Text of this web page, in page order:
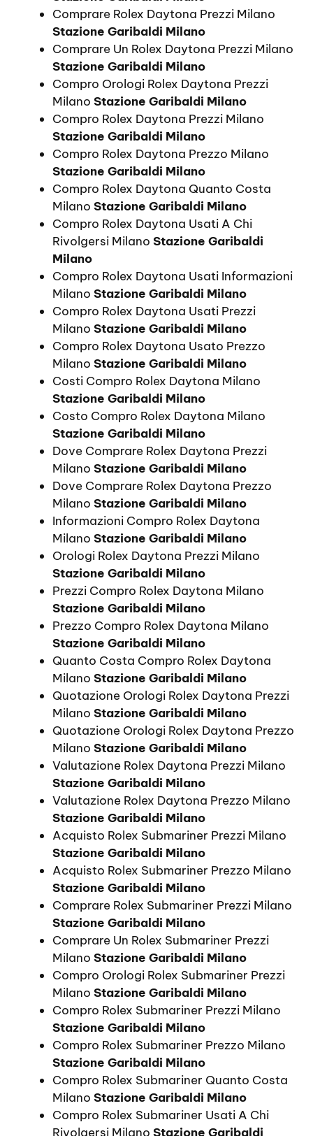
Comprare Rolex Daytona Prezzi Milano
Stazione Garibaldi Milano
Comprare Un Rolex Daytona Prezzi Milano
Stazione Garibaldi Milano
Compro Orologi Rolex Daytona Prezzi
Milano Stazione Garibaldi Milano
Compro Rolex Daytona Prezzi Milano
Stazione Garibaldi Milano
Compro Rolex Daytona Prezzo Milano
Stazione Garibaldi Milano
Compro Rolex Daytona Quanto Costa
Milano Stazione Garibaldi Milano
Compro Rolex Daytona Usati A Chi
Rivolgersi Milano Stazione Garibaldi
Milano
Compro Rolex Daytona Usati Informazioni
Milano Stazione Garibaldi Milano
Compro Rolex Daytona Usati Prezzi
Milano Stazione Garibaldi Milano
Compro Rolex Daytona Usato Prezzo
Milano Stazione Garibaldi Milano
Costi Compro Rolex Daytona Milano
Stazione Garibaldi Milano
Costo Compro Rolex Daytona Milano
Stazione Garibaldi Milano
Dove Comprare Rolex Daytona Prezzi
Milano Stazione Garibaldi Milano
Dove Comprare Rolex Daytona Prezzo
Milano Stazione Garibaldi Milano
Informazioni Compro Rolex Daytona
Milano Stazione Garibaldi Milano
Orologi Rolex Daytona Prezzi Milano
Stazione Garibaldi Milano
Prezzi Compro Rolex Daytona Milano
Stazione Garibaldi Milano
Prezzo Compro Rolex Daytona Milano
Stazione Garibaldi Milano
Quanto Costa Compro Rolex Daytona
Milano Stazione Garibaldi Milano
Quotazione Orologi Rolex Daytona Prezzi
Milano Stazione Garibaldi Milano
Quotazione Orologi Rolex Daytona Prezzo
Milano Stazione Garibaldi Milano
Valutazione Rolex Daytona Prezzi Milano
Stazione Garibaldi Milano
Valutazione Rolex Daytona Prezzo Milano
Stazione Garibaldi Milano
Acquisto Rolex Submariner Prezzi Milano
Stazione Garibaldi Milano
Acquisto Rolex Submariner Prezzo Milano
Stazione Garibaldi Milano
Comprare Rolex Submariner Prezzi Milano
Stazione Garibaldi Milano
Comprare Un Rolex Submariner Prezzi
Milano Stazione Garibaldi Milano
Compro Orologi Rolex Submariner Prezzi
Milano Stazione Garibaldi Milano
Compro Rolex Submariner Prezzi Milano
Stazione Garibaldi Milano
Compro Rolex Submariner Prezzo Milano
Stazione Garibaldi Milano
Compro Rolex Submariner Quanto Costa
Milano Stazione Garibaldi Milano
Compro Rolex Submariner Usati A Chi
Rivolgersi Milano Stazione Garibaldi